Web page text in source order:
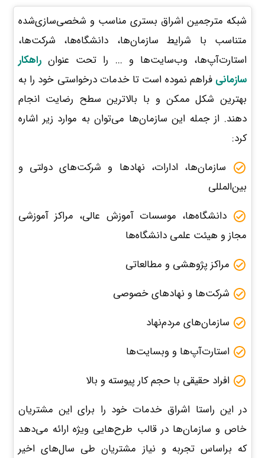
شبکه مترجمین اشراق بستری مناسب و شخصی‌سازی‌شده
متناسب با شرایط سازمان‌ها، دانشگاه‌ها، شرکت‌ها،
استارت‌آپ‌ها، وب‌سایت‌ها و ... را تحت عنوان راهکار
سازمانی فراهم نموده است تا خدمات درخواستی خود را به
بهترین شکل ممکن و با بالاترین سطح رضایت انجام
دهند. از جمله این سازمان‌ها می‌توان به موارد زیر اشاره
کرد:
سازمان‌ها، ادارات، نهادها و شرکت‌های دولتی و
بین‌المللی
دانشگاه‌ها، موسسات آموزش عالی، مراکز آموزشی
مجاز و هیئت علمی دانشگاه‌ها
مراکز پژوهشی و مطالعاتی
شرکت‌ها و نهادهای خصوصی
سازمان‌های مردم‌نهاد
استارت‌آپ‌ها و وبسایت‌ها
افراد حقیقی با حجم کار پیوسته و بالا
در این راستا اشراق خدمات خود را برای این مشتریان
خاص و سازمان‌ها در قالب طرح‌هایی ویژه ارائه می‌دهد
که براساس تجربه و نیاز مشتریان طی سال‌های اخیر